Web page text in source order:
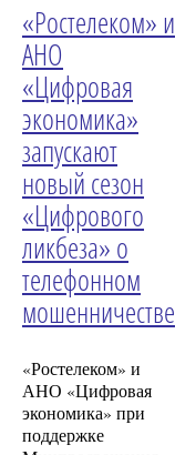
«Ростелеком» и
АНО
«Цифровая
экономика»
запускают
новый сезон
«Цифрового
ликбеза» о
телефонном
мошенничестве
«Ростелеком» и
АНО «Цифровая
экономика» при
поддержке